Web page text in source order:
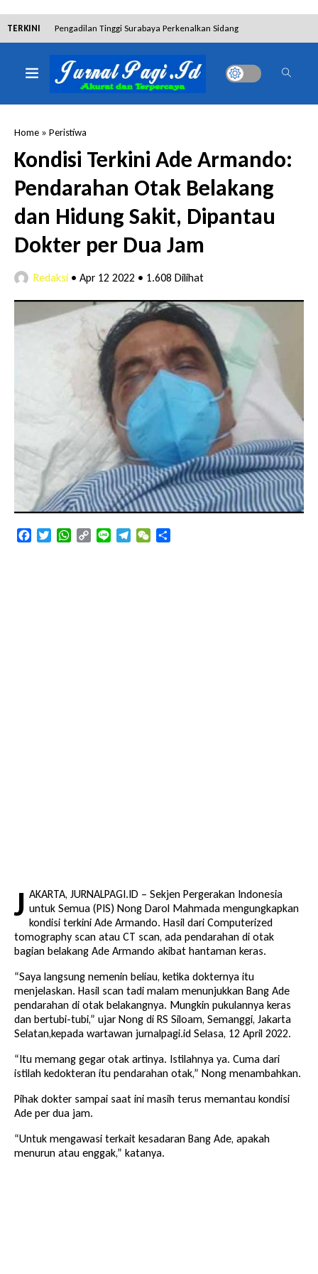
TERKINI Pengadilan Tinggi Surabaya Perkenalkan Sidang
Elektronik dan Sosialisasikan Ketentuan Baru KUHAP
Dibantah Terdakwa Ranto Hensa, Salim Himawan
Terpidana Penipuan 10 Miliar
Lakukan Pencurian dengan Pemberatan,
Muhammad Syifa Dihukum 4 Bulan Penjara
RSUD Bangil Raih Penghargaan Internasional WSO,
Perkuat Layanan Code Stroke Lewat Webinar
Hakim Sebut Saksi Beruntung Tak Terseret Perkara
Angkutan Bawang Bombay Tak Sesuai Dokumen
Home » Peristiwa
Kondisi Terkini Ade Armando:
Pendarahan Otak Belakang
dan Hidung Sakit, Dipantau
Dokter per Dua Jam
Redaksi • Apr 12 2022 • 1.608 Dilihat
FacebookTwitterWhatsApp
Copy
Line TelegramWeChat
J AKARTA, JURNALPAGI.ID – Sekjen Pergerakan Indonesia
untuk Semua (PIS) Nong Darol Mahmada mengungkapkan
kondisi terkini Ade Armando. Hasil dari Computerized
tomography scan atau CT scan, ada pendarahan di otak
bagian belakang Ade Armando akibat hantaman keras.
“Saya langsung nemenin beliau, ketika dokternya itu
menjelaskan. Hasil scan tadi malam menunjukkan Bang Ade
pendarahan di otak belakangnya. Mungkin pukulannya keras
dan bertubi-tubi,” ujar Nong di RS Siloam, Semanggi, Jakarta
Selatan,kepada wartawan jurnalpagi.id Selasa, 12 April 2022.
“Itu memang gegar otak artinya. Istilahnya ya. Cuma dari
istilah kedokteran itu pendarahan otak,” Nong menambahkan.
Pihak dokter sampai saat ini masih terus memantau kondisi
Ade per dua jam.
“Untuk mengawasi terkait kesadaran Bang Ade, apakah
menurun atau enggak,” katanya.